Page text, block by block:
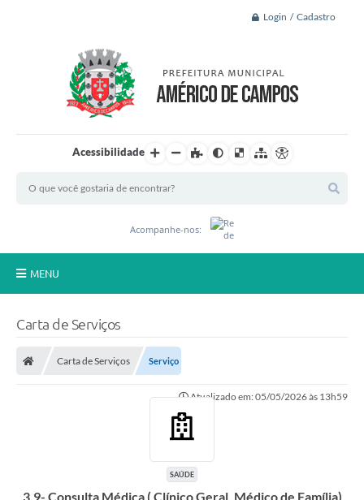
Login / Cadastro
Acessibilidade
Acompanhe-nos:
MENU
Carta de Serviços
Carta de Serviços Serviço
Atualizado em: 05/05/2026 às 13h59
SAÚDE
3.9- Consulta Médica ( Clínico Geral, Médico de Família)